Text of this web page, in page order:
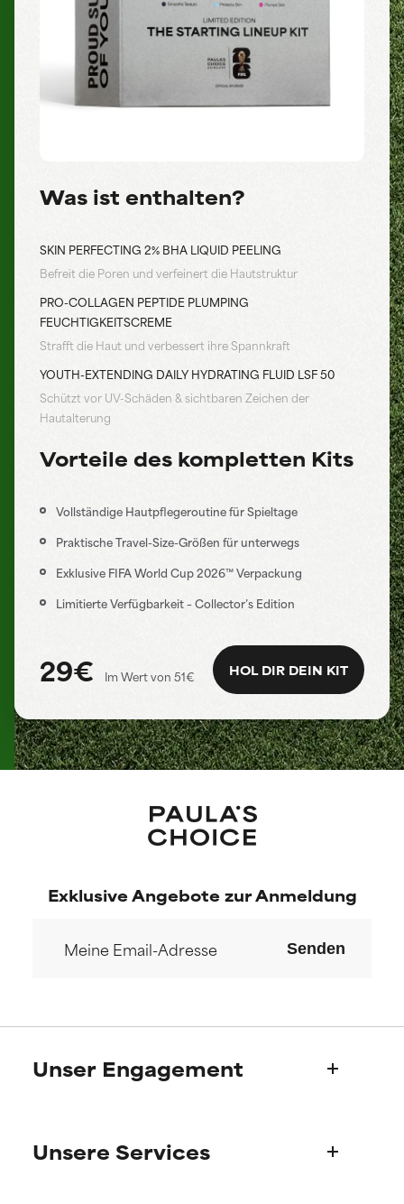
Was ist enthalten?
SKIN PERFECTING 2% BHA LIQUID PEELING
Befreit die Poren und verfeinert die Hautstruktur
PRO-COLLAGEN PEPTIDE PLUMPING
FEUCHTIGKEITSCREME
Strafft die Haut und verbessert ihre Spannkraft
YOUTH-EXTENDING DAILY HYDRATING FLUID LSF 50
Schützt vor UV-Schäden & sichtbaren Zeichen der
Hautalterung
Vorteile des kompletten Kits
Vollständige Hautpflegeroutine für Spieltage
Praktische Travel-Size-Größen für unterwegs
Exklusive FIFA World Cup 2026™ Verpackung
Limitierte Verfügbarkeit – Collector’s Edition
29€ Im Wert von 51€ HOL DIR DEIN KIT
Exklusive Angebote zur Anmeldung
Senden
Unser Engagement
Paulas Geschichte
Unsere Services